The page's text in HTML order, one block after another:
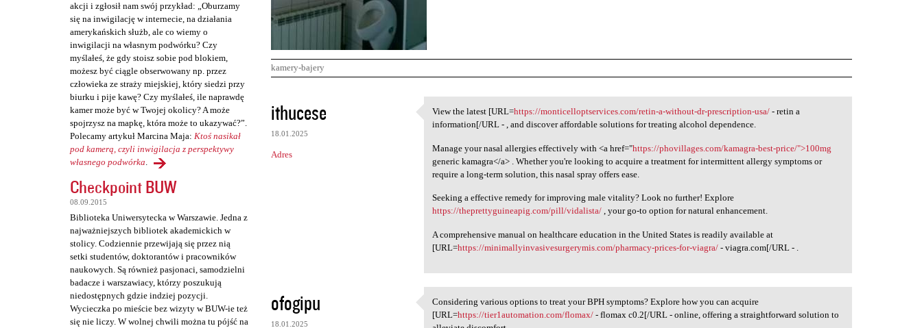
akcji i zgłosił nam swój przykład: „Oburzamy
się na inwigilację w internecie, na działania
amerykańskich służb, ale co wiemy o
inwigilacji na własnym podwórku? Czy
myślałeś, że gdy stoisz sobie pod blokiem,
możesz być ciągle obserwowany np. przez
człowieka ze straży miejskiej, który siedzi przy
biurku i pije kawę? Czy myślałeś, ile naprawdę
kamer może być w Twojej okolicy? A może
spojrzysz na mapkę, która może to ukazywać?”.
Polecamy artykuł Marcina Maja: Ktoś nasikał
pod kamerą, czyli inwigilacja z perspektywy
własnego podwórka.
Checkpoint BUW
08.09.2015
Biblioteka Uniwersytecka w Warszawie. Jedna z
najważniejszych bibliotek akademickich w
stolicy. Codziennie przewijają się przez nią
setki studentów, doktorantów i pracowników
naukowych. Są również pasjonaci, samodzielni
badacze i warszawiacy, którzy poszukują
niedostępnych gdzie indziej pozycji.
Wycieczka po mieście bez wizyty w BUW-ie też
się nie liczy. W wolnej chwili można tu pójść na
kamery-bajery
K
o
m
e
ithucese
18.01.2025
Adres
View the latest [URL=https:/
View the latest [URL=https://monticelloptservices.com/retin-a-without-dr-prescription-usa/ - retin a
information[/URL - , and discover affordable solutions for treating alcohol dependence.
Manage your nasal allergies effectively with <a href="https://phovillages.com/kamagra-best-price/">100mg
generic kamagra</a> . Whether you're looking to acquire a treatment for intermittent allergy symptoms or
require a long-term solution, this nasal spray offers ease.
Seeking a effective remedy for improving male vitality? Look no further! Explore
https://theprettyguineapig.com/pill/vidalista/ , your go-to option for natural enhancement.
A comprehensive manual on healthcare education in the United States is readily available at
[URL=https://minimallyinvasivesurgerymis.com/pharmacy-prices-for-viagra/ - viagra.com[/URL - .
ofogipu
18.01.2025
Considering various options
Considering various options to treat your BPH symptoms? Explore how you can acquire
[URL=https://tier1automation.com/flomax/ - flomax c0.2[/URL - online, offering a straightforward solution to